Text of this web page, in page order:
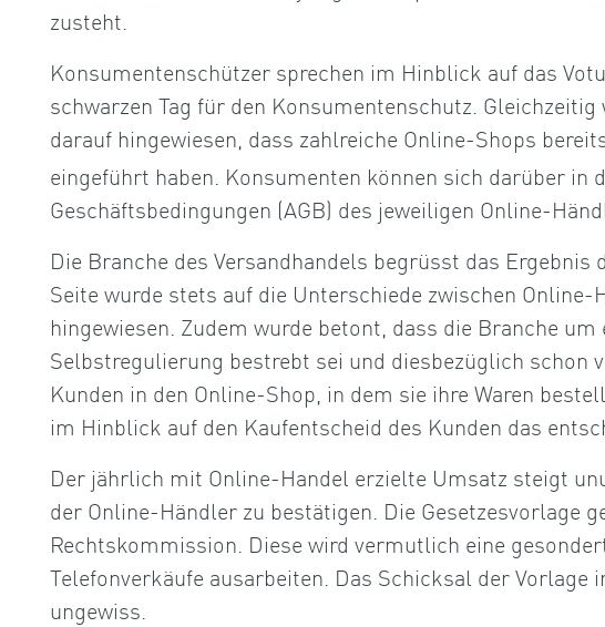
zusteht.
Konsumentenschützer sprechen im Hinblick auf das
schwarzen Tag für den Konsumentenschutz.
darauf hingewiesen, dass zahlreiche Online-Shops
eingeführt haben. Konsumenten können sich darüber in
Geschäftsbedingungen (AGB) des jeweiligen Online-
Die Branche des Versandhandels begrüsst das
Seite wurde stets auf die Unterschiede zwischen Online-
hingewiesen. Zudem wurde betont, dass die Branche
Selbstregulierung bestrebt sei und diesbezüglich schon
Kunden in den Online-Shop, in dem sie ihre Waren
im Hinblick auf den Kaufentscheid des Kunden das
Der jährlich mit Online-Handel erzielte Umsatz steigt
der Online-Händler zu bestätigen. Die Gesetzesvorlage
Rechtskommission. Diese wird vermutlich eine
Telefonverkäufe ausarbeiten. Das Schicksal der
ungewiss.